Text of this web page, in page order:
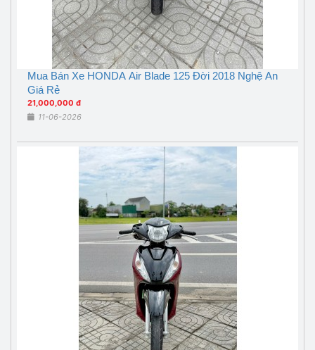
Mua Bán Xe HONDA Air Blade 125 Đời 2018 Nghệ An
Giá Rẻ
21,000,000 đ
11-06-2026